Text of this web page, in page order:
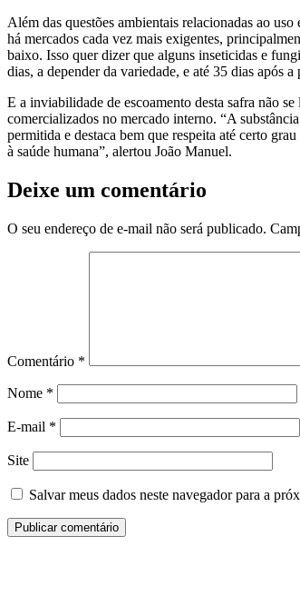
Além das questões ambientais relacionadas ao
há mercados cada vez mais exigentes,
baixo. Isso quer dizer que alguns inseticidas e
dias, a depender da variedade, e até 35 dias após a
E a inviabilidade de escoamento desta safra não
comercializados no mercado interno. “A
permitida e destaca bem que respeita até certo
à saúde humana”, alertou João Manuel.
Deixe um comentário
O seu endereço de e-mail não será publicado.
Comentário *
Nome *
E-mail *
Site
Salvar meus dados neste navegador para a